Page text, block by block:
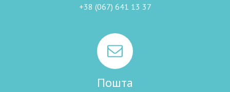
+38 (067) 641 13 37
Пошта